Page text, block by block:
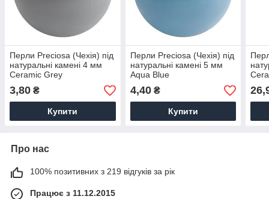
Перли Preciosa (Чехія) під
натуральні камені 4 мм
Ceramic Grey
3,80 ₴
Купити
Перли Preciosa (Чехія) під
натуральні камені 5 мм
Aqua Blue
4,40₴
Купити
Про нас
100% позитивних з 219 відгуків за рік
Працює з 11.12.2015